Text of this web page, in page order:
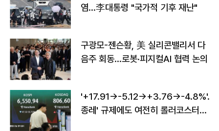
염…李대통령 "국가적 기후 재난"
구광모-젠슨황, 美 실리콘밸리서 다
음주 회동…로봇·피지컬AI 협력 논의
'+17.91→-5.12→+3.76→-4.8%'…'
종레' 규제에도 여전히 롤러코스터